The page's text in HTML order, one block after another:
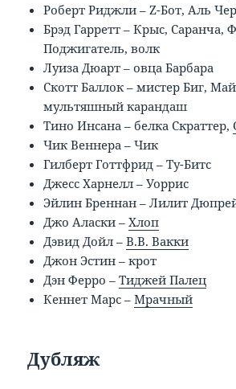
Роберт Риджли – Z-Бот, Аль
Брэд Гарретт – Крыс, Саранча,
Поджигатель, волк
Луиза Дюарт – овца Барбара
Скотт Баллок – мистер Биг,
мультяшный карандаш
Тино Инсана – белка Скраттер,
Чик Веннера – Чик
Гилберт Готтфрид – Ту-Битс
Джесс Харнелл – Уоррис
Эйлин Бреннан – Лилит
Джо Аласки –Хлоп
Дэвид Дойл –В.В. Вакки
Джон Эстин – крот
Дэн Ферро –Тиджей Палец
Кеннет Марс –Мрачный
Дубляж